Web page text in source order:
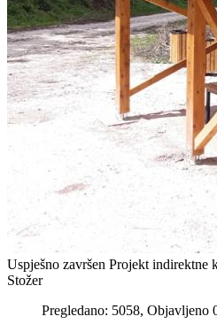
Uspješno završen Projekt indirektne
Stožer
Pregledano: 5058, Objavljeno